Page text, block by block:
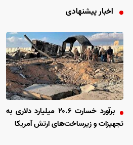
اخبار پیشنهادی
برآورد خسارت ۲۰.۶ میلیارد دلاری به
تجهیزات و زیرساخت‌های ارتش آمریکا